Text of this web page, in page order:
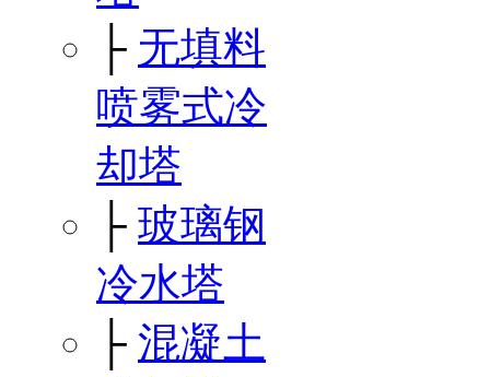
├ 无填料
喷雾式冷
却塔
├ 玻璃钢
冷水塔
├ 混凝土